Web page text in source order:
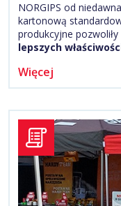
NORGIPS od
kartonową
produkcyjne
lepszych
Więcej